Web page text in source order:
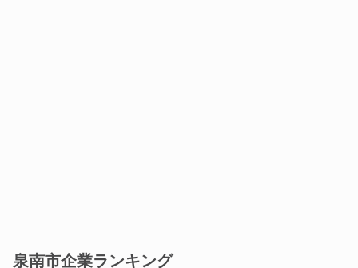
泉南市企業ランキング